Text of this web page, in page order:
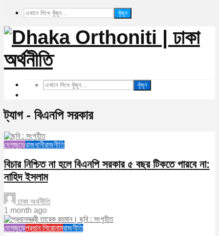
খুঁজুন
খুঁজুন
ট্যাগ - বিএনপি সরকার
দেশজুড়েরাজধানীরাজনীতি
বিচার নিশ্চিত না হলে বিএনপি সরকার ৫ বছর টিকতে পারবে না:
নাহিদ ইসলাম
ঢাকা অর্থনীতি
1 month ago
দেশজুড়েপ্রধান শিরোনামরাজনীতি